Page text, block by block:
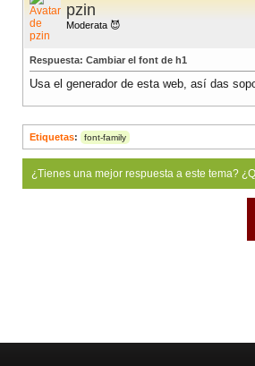
pzin
Moderata 😈
Respuesta: Cambiar el font de h1
Usa el generador de esta web, así das
Etiquetas: font-family
¿Tienes una mejor respuesta a este tema?